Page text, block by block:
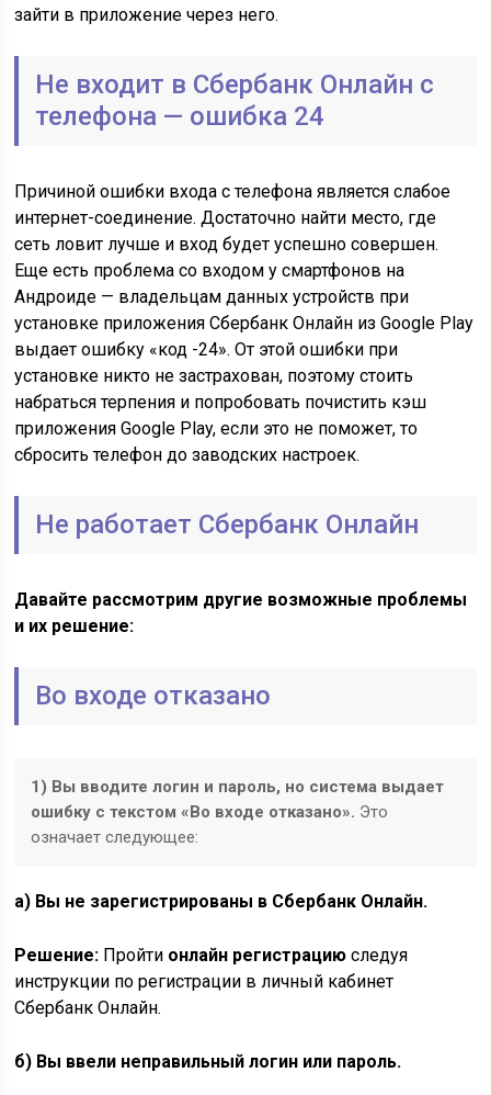
зайти в приложение через него.
Не входит в Сбербанк Онлайн с
телефона — ошибка 24
Причиной ошибки входа с телефона является слабое
интернет-соединение. Достаточно найти место, где
сеть ловит лучше и вход будет успешно совершен.
Еще есть проблема со входом у смартфонов на
Андроиде — владельцам данных устройств при
установке приложения Сбербанк Онлайн из Google Play
выдает ошибку «код -24». От этой ошибки при
установке никто не застрахован, поэтому стоить
набраться терпения и попробовать почистить кэш
приложения Google Play, если это не поможет, то
сбросить телефон до заводских настроек.
Не работает Сбербанк Онлайн
Давайте рассмотрим другие возможные проблемы
и их решение:
Во входе отказано
1) Вы вводите логин и пароль, но система выдает
ошибку с текстом «Во входе отказано». Это
означает следующее:
а) Вы не зарегистрированы в Сбербанк Онлайн.
Решение: Пройти онлайн регистрацию следуя
инструкции по регистрации в личный кабинет
Сбербанк Онлайн.
б) Вы ввели неправильный логин или пароль.